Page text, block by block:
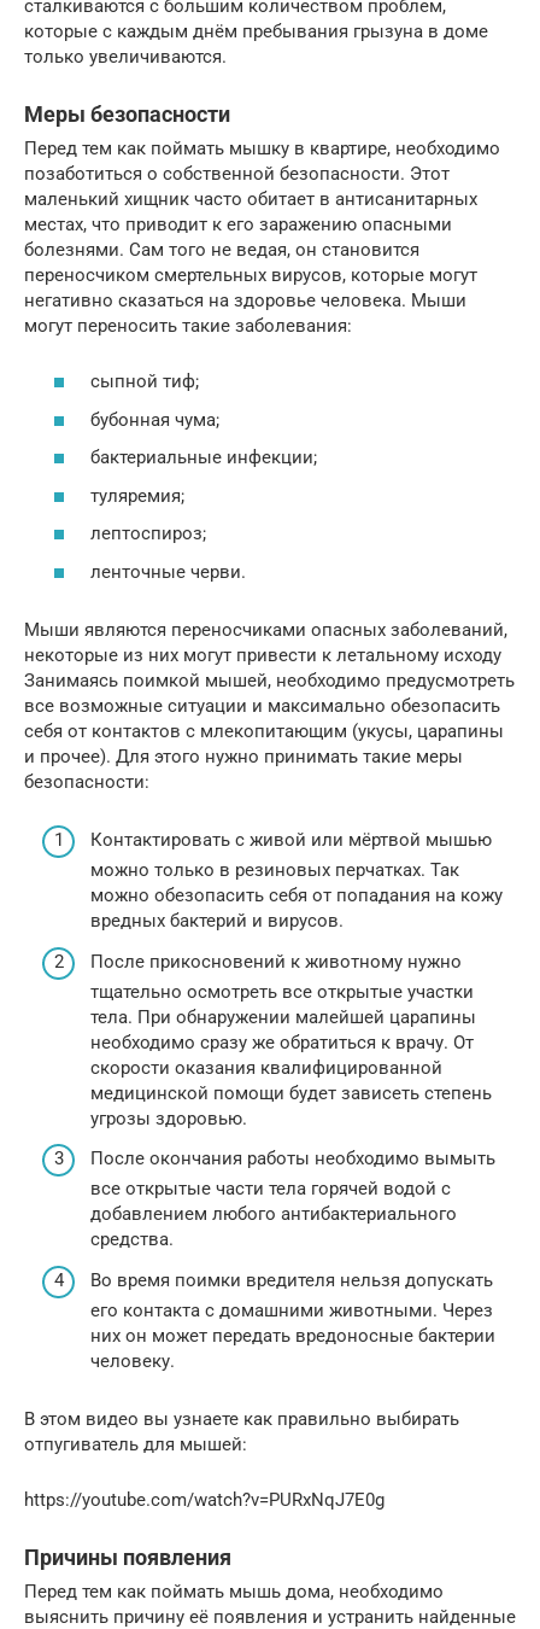
сталкиваются с большим количеством проблем,
которые с каждым днём пребывания грызуна в доме
только увеличиваются.
Меры безопасности
Перед тем как поймать мышку в квартире, необходимо
позаботиться о собственной безопасности. Этот
маленький хищник часто обитает в антисанитарных
местах, что приводит к его заражению опасными
болезнями. Сам того не ведая, он становится
переносчиком смертельных вирусов, которые могут
негативно сказаться на здоровье человека. Мыши
могут переносить такие заболевания:
сыпной тиф;
бубонная чума;
бактериальные инфекции;
туляремия;
лептоспироз;
ленточные черви.
Мыши являются переносчиками опасных заболеваний,
некоторые из них могут привести к летальному исходу
Занимаясь поимкой мышей, необходимо предусмотреть
все возможные ситуации и максимально обезопасить
себя от контактов с млекопитающим (укусы, царапины
и прочее). Для этого нужно принимать такие меры
безопасности:
Контактировать с живой или мёртвой мышью
можно только в резиновых перчатках. Так
можно обезопасить себя от попадания на кожу
вредных бактерий и вирусов.
После прикосновений к животному нужно
тщательно осмотреть все открытые участки
тела. При обнаружении малейшей царапины
необходимо сразу же обратиться к врачу. От
скорости оказания квалифицированной
медицинской помощи будет зависеть степень
угрозы здоровью.
После окончания работы необходимо вымыть
все открытые части тела горячей водой с
добавлением любого антибактериального
средства.
Во время поимки вредителя нельзя допускать
его контакта с домашними животными. Через
них он может передать вредоносные бактерии
человеку.
В этом видео вы узнаете как правильно выбирать
отпугиватель для мышей:
https://youtube.com/watch?v=PURxNqJ7E0g
Причины появления
Перед тем как поймать мышь дома, необходимо
выяснить причину её появления и устранить найденные